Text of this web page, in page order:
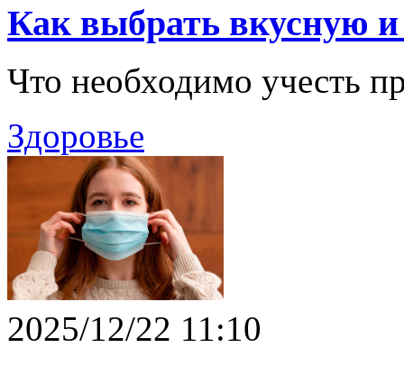
Как выбрать вкусную
Что необходимо учесть
Здоровье
2025/12/22 11:10